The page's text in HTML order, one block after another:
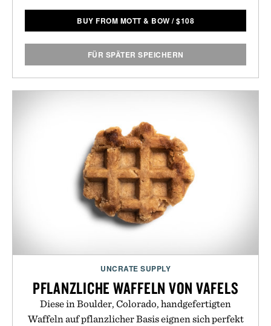
BUY FROM MOTT & BOW /$108
FÜR SPÄTER SPEICHERN
UNCRATE SUPPLY
PFLANZLICHE WAFFELN VON VAFELS
Diese in Boulder, Colorado, handgefertigten
Waffeln auf pflanzlicher Basis eignen sich perfekt